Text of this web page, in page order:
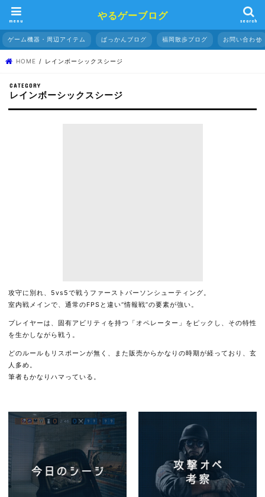
やるゲーブログ
search
menu
ゲーム機器・周辺アイテム ぱっかんブログ 福岡散歩ブログ お問い合わせ
HOME レインボーシックスシージ
CATEGORY
レインボーシックスシージ
攻守に別れ、5vs5で戦うファーストパーソンシューティング。
室内戦メインで、通常のFPSと違い“情報戦”の要素が強い。
プレイヤーは、固有アビリティを持つ「オペレーター」をピックし、その特性
を生かしながら戦う。
どのルールもリスポーンが無く、また販売からかなりの時期が経っており、玄
人多め。
筆者もかなりハマっている。